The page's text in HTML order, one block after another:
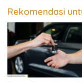
Rekomendasi